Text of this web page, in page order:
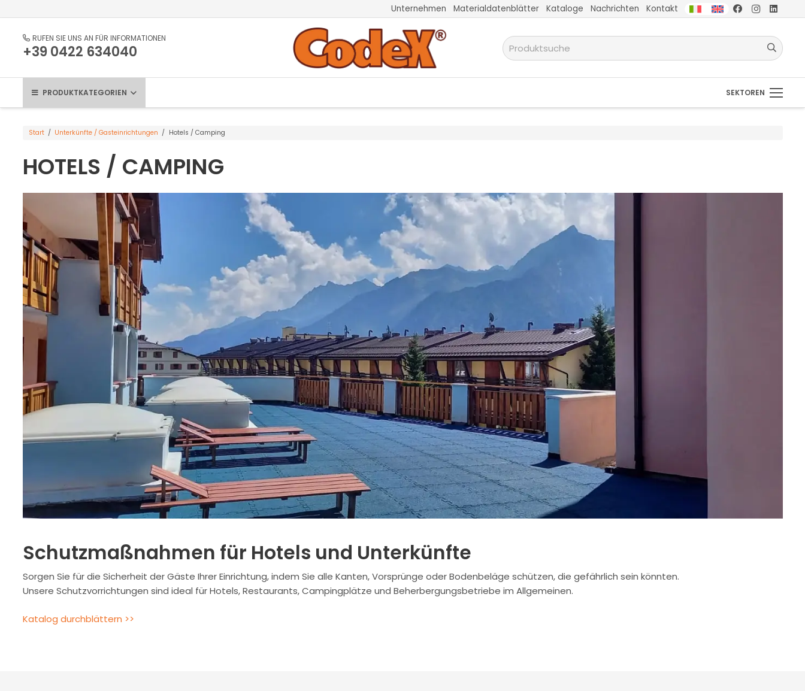
Unternehmen Materialdatenblätter Kataloge Nachrichten Kontakt
RUFEN SIE UNS AN FÜR INFORMATIONEN
+39 0422 634040
PRODUKTKATEGORIEN SEKTOREN
Start / Unterkünfte / Gasteinrichtungen / Hotels / Camping
HOTELS / CAMPING
Schutzmaßnahmen für Hotels und Unterkünfte
Sorgen Sie für die Sicherheit der Gäste Ihrer Einrichtung, indem Sie alle Kanten, Vorsprünge oder Bodenbeläge schützen, die gefährlich sein könnten.
Unsere Schutzvorrichtungen sind ideal für Hotels, Restaurants, Campingplätze und Beherbergungsbetriebe im Allgemeinen.
Katalog durchblättern >>